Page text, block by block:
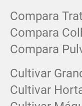
Compara
Compara
Compara
Cultivar
Cultivar